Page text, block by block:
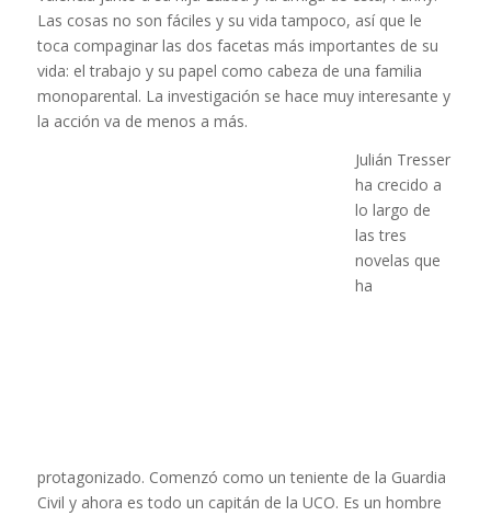
Las cosas no son fáciles y su vida tampoco, así que le
toca compaginar las dos facetas más importantes de su
vida: el trabajo y su papel como cabeza de una familia
monoparental. La investigación se hace muy interesante y
la acción va de menos a más.
Julián Tresser
ha crecido a
lo largo de
las tres
novelas que
ha
protagonizado. Comenzó como un teniente de la Guardia
Civil y ahora es todo un capitán de la UCO. Es un hombre